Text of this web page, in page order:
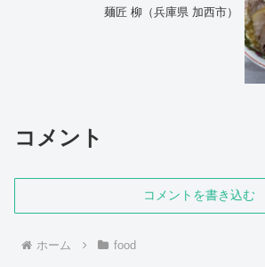
麺匠 柳（兵庫県 加西市）
コメント
コメントを書き込む
ホーム food